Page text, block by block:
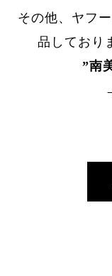
その他、ヤフ
品しており
”南